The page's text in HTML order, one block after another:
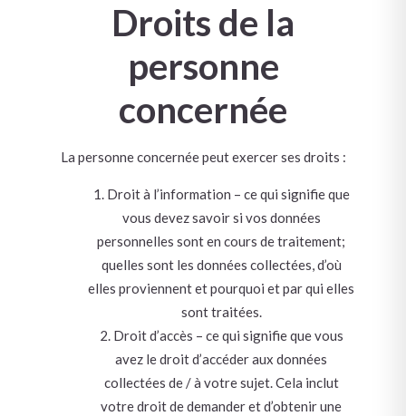
Droits de la
personne
concernée
La personne concernée peut exercer ses droits :
Droit à l’information – ce qui signifie que
vous devez savoir si vos données
personnelles sont en cours de traitement;
quelles sont les données collectées, d’où
elles proviennent et pourquoi et par qui elles
sont traitées.
Droit d’accès – ce qui signifie que vous
avez le droit d’accéder aux données
collectées de / à votre sujet. Cela inclut
votre droit de demander et d’obtenir une